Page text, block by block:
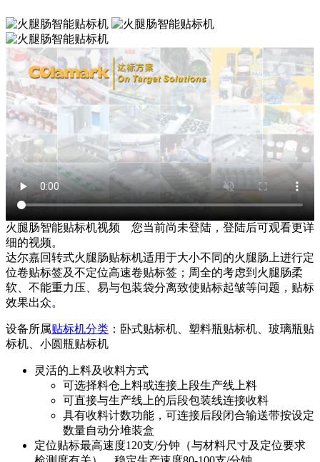
火腿肠智能贴标机视频 您当前尚未登陆，登陆后可观看更详
细的视频。
达尔嘉回转式火腿肠贴标机适用于大小不同的火腿肠上进行定
位卷贴标签及不定位高速卷贴标签；周全的考虑到火腿肠柔
软、不能重力压、易与包装袋分离致使贴标起皱等问题，贴标
效果出众。
设备所属贴标机分类 ：卧式贴标机、塑料瓶贴标机、玻璃瓶贴
标机、小圆瓶贴标机
灵活的上料及收料方式
可选择料仓上料或连接上段生产线上料
可直接与生产线上的后段包装线连接收料
具有收料计数功能，可连接后段闭合输送带按设定
数量自动分堆装盒
定位贴标最高速度120支/分钟（与材料尺寸及定位要求